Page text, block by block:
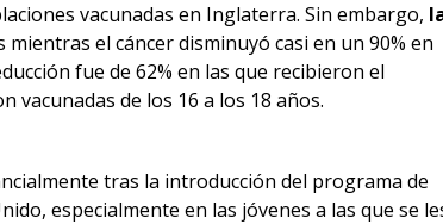
vacunadas en Inglaterra. Sin embargo,
mientras el cáncer disminuyó casi en un 90% en
fue de 62% en las que recibieron el
vacunadas de los 16 a los 18 años.
tras la introducción del programa de
especialmente en las jóvenes a las que se